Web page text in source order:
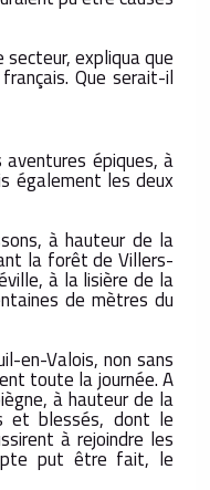
expliqua que
Que serait-il
épiques, à
également les deux
à hauteur de la
la forêt de Villers-
à la lisière de la
de mètres du
en-Valois, non sans
toute la journée. A
à hauteur de la
et blessés, dont le
à rejoindre les
put être fait, le